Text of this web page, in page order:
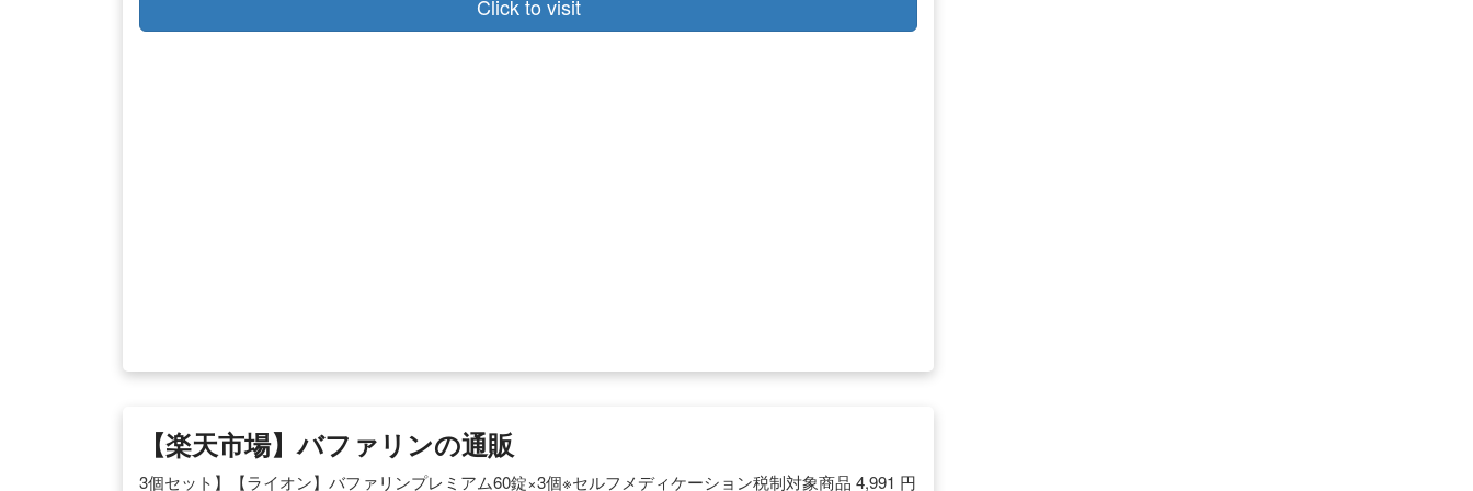
Click to visit
【楽天市場】バファリンの通販
3個セット】【ライオン】バファリンプレミアム60錠×3個※セルフメディケーション税制対象商品 4,991 円